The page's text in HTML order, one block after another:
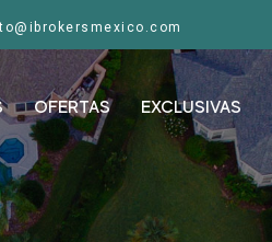
OFERTAS EXCLUSIVAS